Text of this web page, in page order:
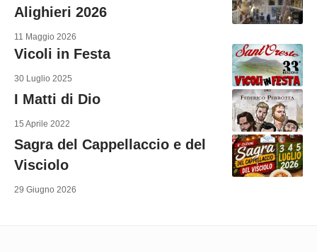
Alighieri 2026
11 Maggio 2026
Vicoli in Festa
30 Luglio 2025
I Matti di Dio
15 Aprile 2022
Sagra del Cappellaccio e del
Visciolo
29 Giugno 2026